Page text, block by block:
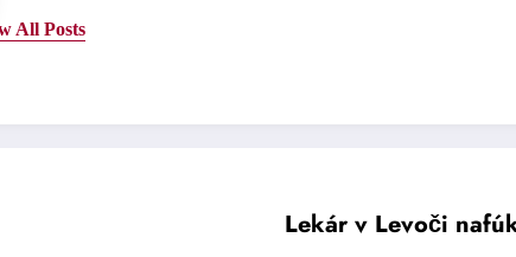
All Posts
Lekár v Levoči